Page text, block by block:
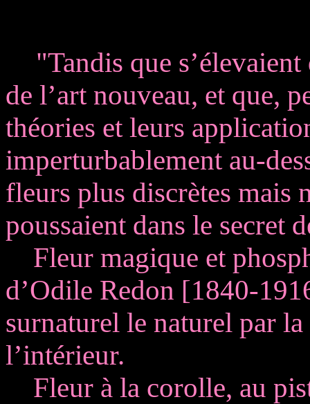
"Tandis que
de l’art nouveau, et que,
théories et leurs
imperturbablement au-
fleurs plus discrètes mais
poussaient dans le secret
Fleur magique et
d’Odile Redon [1840-
surnaturel le naturel par
l’intérieur.
Fleur à la corolle, au